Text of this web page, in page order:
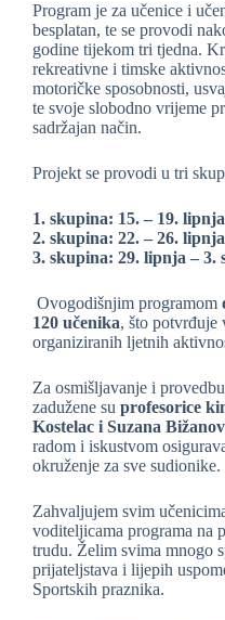
Program je za učenice i
besplatan, te se provodi
godine tijekom tri tjedna.
rekreativne i timske
motoričke sposobnosti,
te svoje slobodno vrijeme
sadržajan način.
Projekt se provodi u tri
1. skupina: 15. – 19.
2. skupina: 22. – 26.
3. skupina: 29. lipnja – 3.
Ovogodišnjim programom
120 učenika, što potvrđuje
organiziranih ljetnih
Za osmišljavanje i
zadužene su profesorice
Kostelac i Suzana
radom i iskustvom
okruženje za sve sudionike.
Zahvaljujem svim
voditeljicama programa na
trudu. Želim svima mnogo
prijateljstava i lijepih
Sportskih praznika.